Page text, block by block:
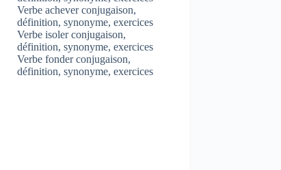
Verbe achever conjugaison,
définition, synonyme, exercices
Verbe isoler conjugaison,
définition, synonyme, exercices
Verbe fonder conjugaison,
définition, synonyme, exercices